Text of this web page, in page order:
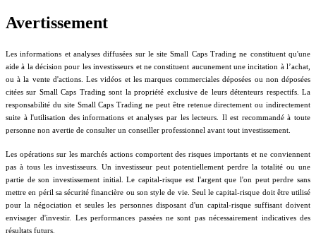
Avertissement
Les informations et analyses diffusées sur le site Small Caps Trading ne constituent qu'une
aide à la décision pour les investisseurs et ne constituent aucunement une incitation à l’achat,
ou à la vente d'actions. Les vidéos et les marques commerciales déposées ou non déposées
citées sur Small Caps Trading sont la propriété exclusive de leurs détenteurs respectifs. La
responsabilité du site Small Caps Trading ne peut être retenue directement ou indirectement
suite à l'utilisation des informations et analyses par les lecteurs. Il est recommandé à toute
personne non avertie de consulter un conseiller professionnel avant tout investissement.
Les opérations sur les marchés actions comportent des risques importants et ne conviennent
pas à tous les investisseurs. Un investisseur peut potentiellement perdre la totalité ou une
partie de son investissement initial. Le capital-risque est l'argent que l'on peut perdre sans
mettre en péril sa sécurité financière ou son style de vie. Seul le capital-risque doit être utilisé
pour la négociation et seules les personnes disposant d'un capital-risque suffisant doivent
envisager d'investir. Les performances passées ne sont pas nécessairement indicatives des
résultats futurs.